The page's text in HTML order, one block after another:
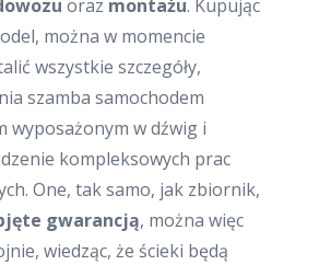
oraz montażu. Kupując
można w momencie
wszystkie szczegóły,
szamba samochodem
wyposażonym w dźwig i
kompleksowych prac
One, tak samo, jak zbiornik,
gwarancją, można więc
wiedząc, że ścieki będą